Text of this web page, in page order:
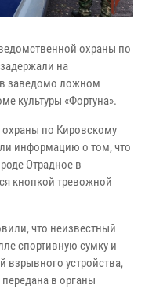
охраны по
на
заведомо ложном
культуры «Фортуна».
по Кировскому
информацию о том, что
Отрадное в
кнопкой тревожной
что неизвестный
спортивную сумку и
взрывного устройства,
в органы